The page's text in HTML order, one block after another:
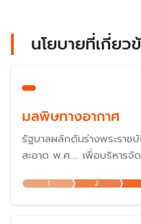
นโยบายที่เกี่ยว
มลพิษทางอากาศ
รัฐบาลผลักดันร่างพระรา
สะอาด พ.ศ.... เพื่อบริหารจั
มลพิษทางอากาศในทุกมิติ
ที่กระทบต่อสุขภาพคนไทย
แทนราษฎรพิจารณา
1 2